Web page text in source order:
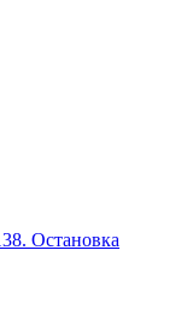
Остановка